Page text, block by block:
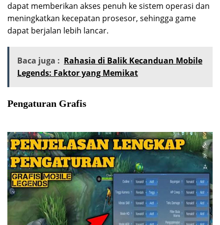
dapat memberikan akses penuh ke sistem operasi dan
meningkatkan kecepatan prosesor, sehingga game
dapat berjalan lebih lancar.
Baca juga : Rahasia di Balik Kecanduan Mobile
Legends: Faktor yang Memikat
Pengaturan Grafis